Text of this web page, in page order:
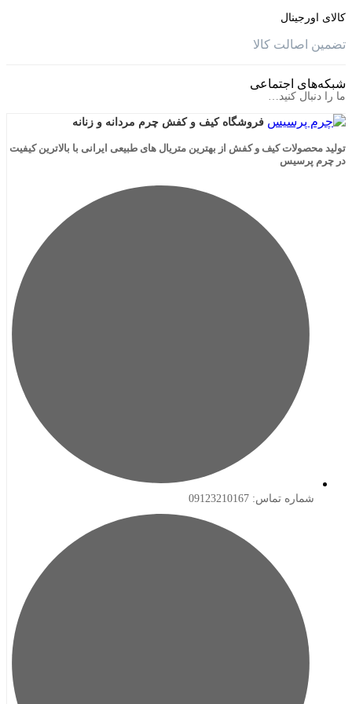
کالا
اجتماعی
کنید…
فروشگاه کیف و کفش چرم مردانه و زنانه
کیف و کفش از بهترین متریال های طبیعی ایرانی با بالاترین کیفیت
تماس: 09123210167